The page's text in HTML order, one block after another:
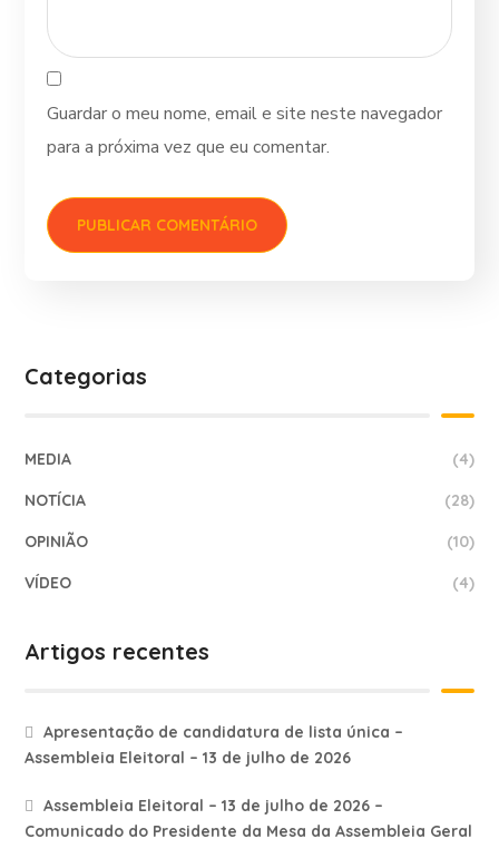
Guardar o meu nome, email e site neste navegador
para a próxima vez que eu comentar.
Categorias
MEDIA (4)
NOTÍCIA (28)
OPINIÃO (10)
VÍDEO (4)
Artigos recentes
Apresentação de candidatura de lista única –
Assembleia Eleitoral – 13 de julho de 2026
Assembleia Eleitoral – 13 de julho de 2026 –
Comunicado do Presidente da Mesa da Assembleia Geral